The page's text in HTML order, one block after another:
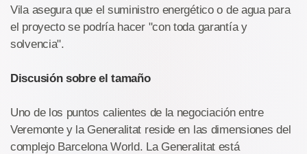
Vila asegura que el suministro energético o de agua para
el proyecto se podría hacer "con toda garantía y
solvencia".
Discusión sobre el tamaño
Uno de los puntos calientes de la negociación entre
Veremonte y la Generalitat reside en las dimensiones del
complejo Barcelona World. La Generalitat está